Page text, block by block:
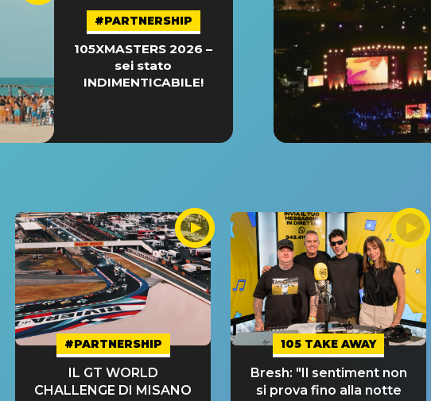
#PARTNERSHIP
105XMASTERS 2026 –
sei stato
INDIMENTICABILE!
#PARTNERSHIP
IL GT WORLD
CHALLENGE DI MISANO
105 TAKE AWAY
Bresh: "Il sentiment non
si prova fino alla notte